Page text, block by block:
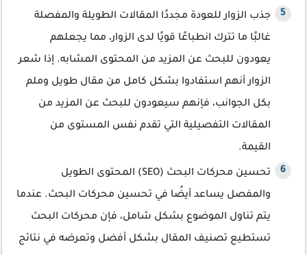
جذب الزوار للعودة مجددًا المقالات الطويلة والمفصلة
غالبًا ما تترك انطباعًا قويًا لدى الزوار، مما يجعلهم
يعودون للبحث عن المزيد من المحتوى المشابه. إذا شعر
الزوار أنهم استفادوا بشكل كامل من مقال طويل وملم
بكل الجوانب، فإنهم سيعودون للبحث عن المزيد من
المقالات التفصيلية التي تقدم نفس المستوى من
القيمة.
تحسين محركات البحث (SEO) المحتوى الطويل
والمفصل يساعد أيضًا في تحسين محركات البحث. عندما
يتم تناول الموضوع بشكل شامل، فإن محركات البحث
تستطيع تصنيف المقال بشكل أفضل وتعرضه في نتائج